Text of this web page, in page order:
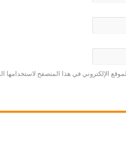
الإلكتروني في هذا المتصفح لاستخدامها